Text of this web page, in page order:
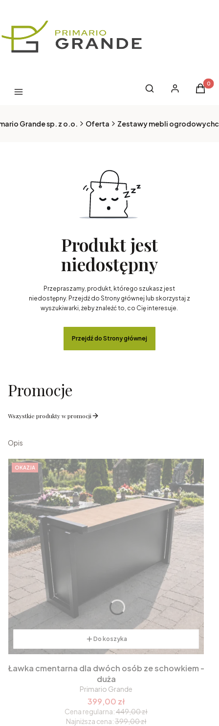
Menu Otwórz
Szukaj Zaloguj sięKoszyk
Grande sp. z o.o. Oferta Zestawy mebli ogrodowychc
Produkt jest
niedostępny
Przepraszamy, produkt, którego szukasz jest
niedostępny. Przejdź do Strony głównej lub skorzystaj z
wyszukiwarki, żeby znaleźć to, co Cię interesuje.
Przejdź do Strony głównej
Promocje
Wszystkie produkty w promocji
Opis
OKAZJA
Do koszyka
Ławka cmentarna dla dwóch osób ze schowkiem -
duża
Primario Grande
399,00 zł
Cena regularna:449,00 zł
Najniższa cena:399,00 zł